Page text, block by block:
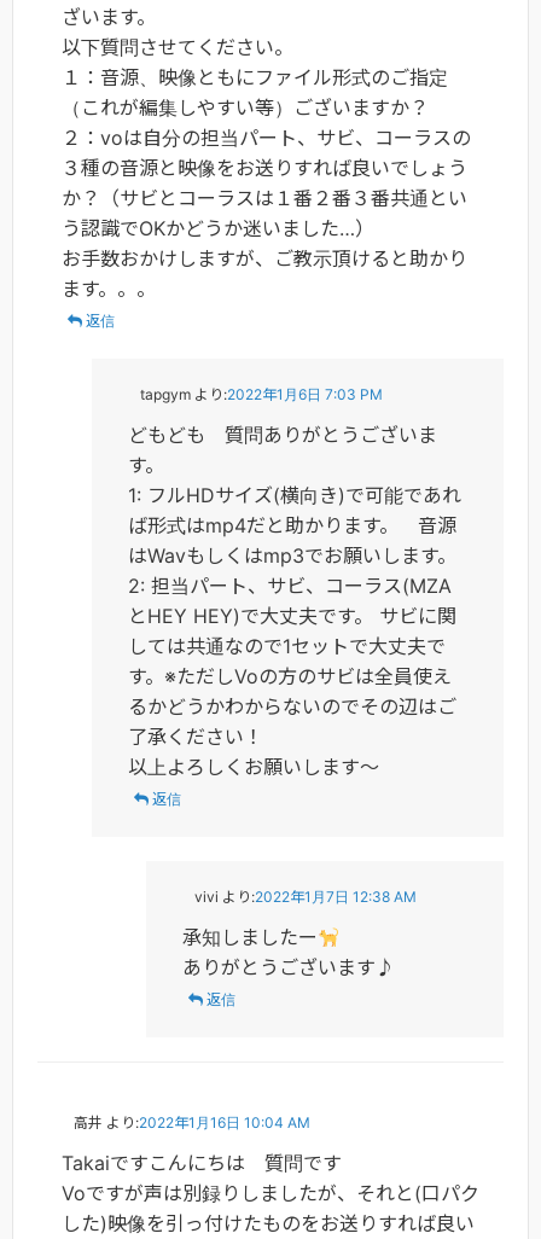
ざいます。
以下質問させてください。
１：音源、映像ともにファイル形式のご指定
（これが編集しやすい等）ございますか？
２：voは自分の担当パート、サビ、コーラスの
３種の音源と映像をお送りすれば良いでしょう
か？（サビとコーラスは１番２番３番共通とい
う認識でOKかどうか迷いました…）
お手数おかけしますが、ご教示頂けると助かり
ます。。。
返信
tapgym より:2022年1月6日 7:03 PM
どもども 質問ありがとうございま
す。
1: フルHDサイズ(横向き)で可能であれ
ば形式はmp4だと助かります。 音源
はWavもしくはmp3でお願いします。
2: 担当パート、サビ、コーラス(MZA
とHEY HEY)で大丈夫です。 サビに関
しては共通なので1セットで大丈夫で
す。※ただしVoの方のサビは全員使え
るかどうかわからないのでその辺はご
了承ください！
以上よろしくお願いします～
返信
vivi より:2022年1月7日 12:38 AM
承知しましたー
ありがとうございます♪
返信
高井 より:2022年1月16日 10:04 AM
Takaiですこんにちは 質問です
Voですが声は別録りしましたが、それと(口パク
した)映像を引っ付けたものをお送りすれば良い